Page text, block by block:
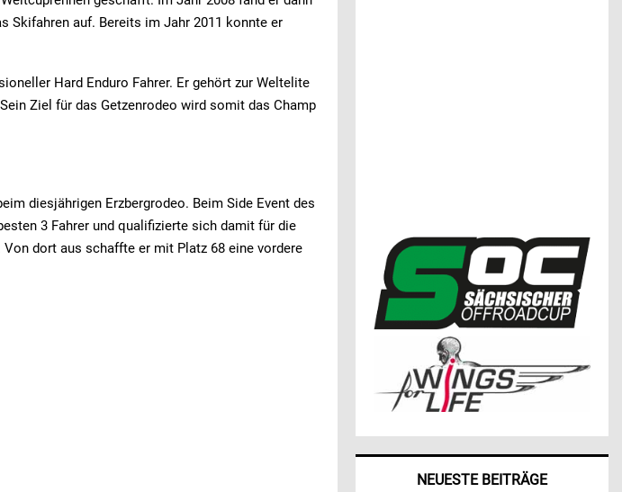
Skifahren auf. Bereits im Jahr 2011 konnte er
Hard Enduro Fahrer. Er gehört zur Weltelite
Ziel für das Getzenrodeo wird somit das Champ
diesjährigen Erzbergrodeo. Beim Side Event des
3 Fahrer und qualifizierte sich damit für die
dort aus schaffte er mit Platz 68 eine vordere
NEUESTE BEITRÄGE